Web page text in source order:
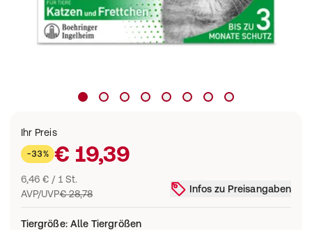
Ihr Preis
-33% € 19,39
6,46 € / 1 St.
AVP/UVP€ 28,78 Infos zu Preisangaben
Tiergröße: Alle Tiergrößen